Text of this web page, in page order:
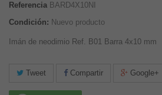
Referencia BARD4X10NI
Condición: Nuevo producto
Imán de neodimio Ref. B01 Barra 4x10 mm
Tweet Compartir Google+